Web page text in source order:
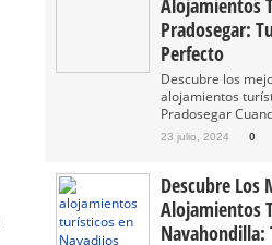
Alojamientos
Pradosegar:
Perfecto
Descubre los
alojamientos
Pradosegar
23 julio, 2024 0
Descubre Los
Alojamientos
Navahondilla: